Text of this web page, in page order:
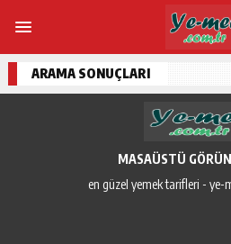
ARAMA SONUÇLARI
MASAÜSTÜ
en güzel yemek tarifleri - ye-